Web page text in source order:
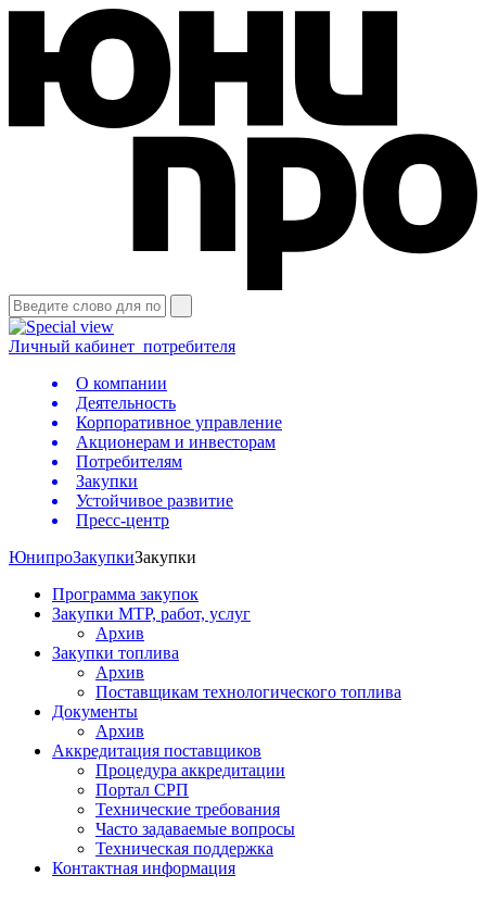
Личный кабинет потребителя
О компании
Деятельность
Корпоративное управление
Акционерам и инвесторам
Потребителям
Закупки
Устойчивое развитие
Пресс-центр
ЮнипроЗакупкиЗакупки
Программа закупок
Закупки МТР, работ, услуг
Архив
Закупки топлива
Архив
Поставщикам технологического топлива
Документы
Архив
Аккредитация поставщиков
Процедура аккредитации
Портал СРП
Технические требования
Часто задаваемые вопросы
Техническая поддержка
Контактная информация